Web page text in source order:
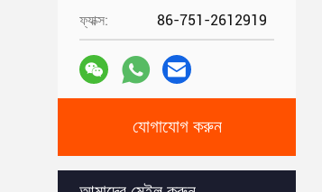
ফ্যাক্স: 86-751-2612919
যোগাযোগ করুন